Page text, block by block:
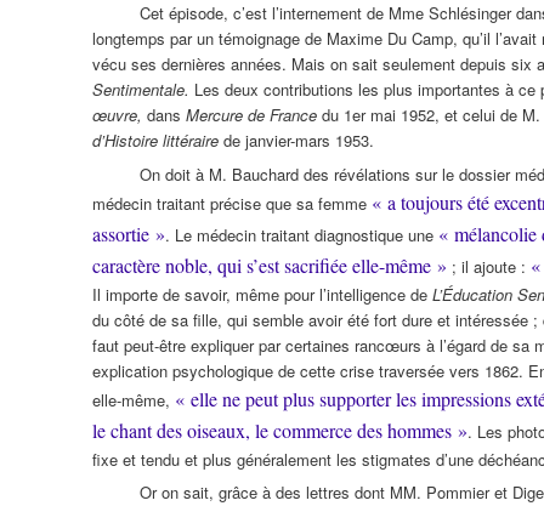
Cet épisode, c’est l’internement de Mme Schlésinger
longtemps par un témoignage de Maxime Du Camp, qu’il
vécu ses dernières années. Mais on sait seulement depuis six
Sentimentale. Les deux contributions les plus importantes à
œuvre, dans Mercure de France du 1er mai 1952, et celui de
d’Histoire littéraire de janvier-mars 1953.
On doit à M. Bauchard des révélations sur le dossier
médecin traitant précise que sa femme « a toujours été
assortie ». Le médecin traitant diagnostique une « mélancolie
caractère noble, qui s’est sacrifiée elle-même » ; il ajoute :
Il importe de savoir, même pour l’intelligence de L’Éducation
du côté de sa fille, qui semble avoir été fort dure et intéressée
faut peut-être expliquer par certaines rancœurs à l’égard de sa
explication psychologique de cette crise traversée vers 1862.
elle-même, « elle ne peut plus supporter les impressions
le chant des oiseaux, le commerce des hommes ». Les
fixe et tendu et plus généralement les stigmates d’une
Or on sait, grâce à des lettres dont MM. Pommier et